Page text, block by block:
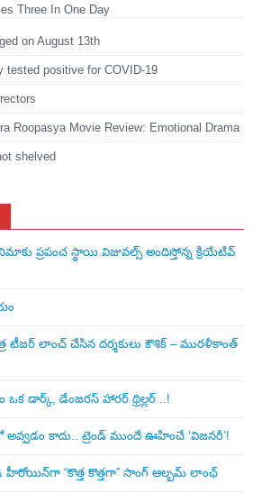
Three In One Day
on August 13th
tested positive for COVID-19
Roopasya Movie Review: Emotional Drama
shelved
ప్రపంచ స్థాయి విజువల్స్ అందిస్తోన్న క్రియేటివ్
టీజర్ లాంచ్ చేసిన‌ దర్శకులు కౌశిక్ – మురళీకాంత్
డార్క్, డేంజరస్ హారర్ థ్రిల్లర్ ..!
కాదు.. ట్రెండ్‌ ముందే ఊహించే ‘విజనరీ’!
హీరోయిన్‌గా “కొత్త కొత్తగా” సాంగ్ ఆల్బమ్ లాంఛ్